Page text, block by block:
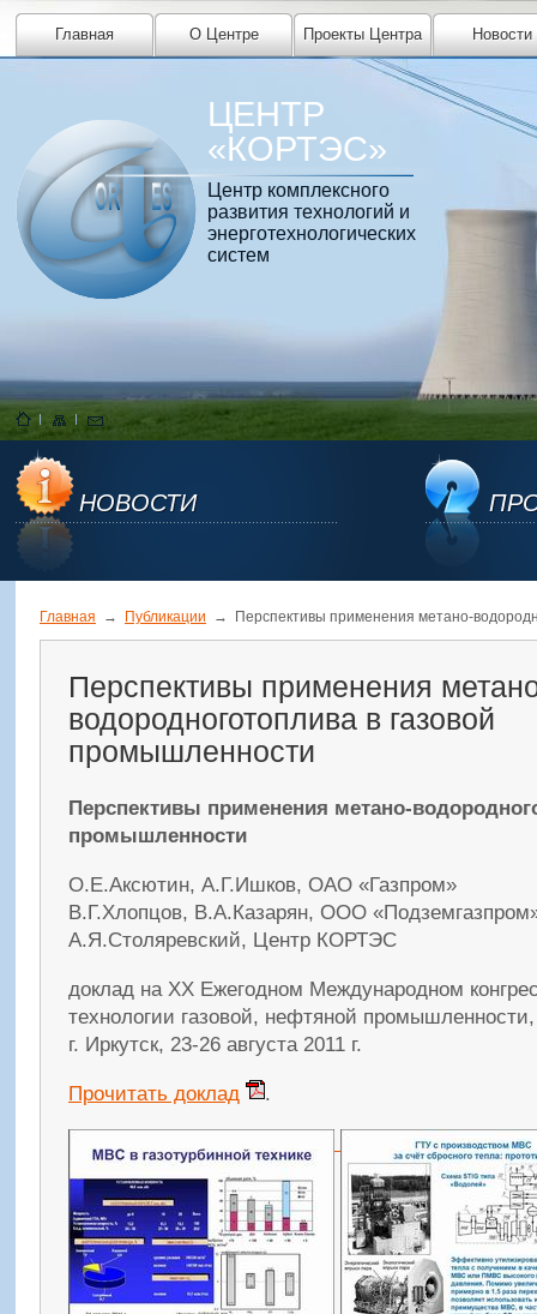
Главная О Центре Проекты Центра Новости
ЦЕНТР
«КОРТЭС»
Центр комплексного
развития технологий и
энерготехнологических
систем
НОВОСТИ
Главная → Публикации → Перспективы применения метано-
Перспективы применения
водородноготоплива в газовой
промышленности
Перспективы применения метано-
промышленности
О.Е.Аксютин, А.Г.Ишков, ОАО «Газпром»
В.Г.Хлопцов, В.А.Казарян, ООО
А.Я.Столяревский, Центр КОРТЭС
доклад на ХХ Ежегодном Международном
технологии газовой, нефтяной промышленности,
г. Иркутск, 23-26 августа 2011 г.
Прочитать доклад .